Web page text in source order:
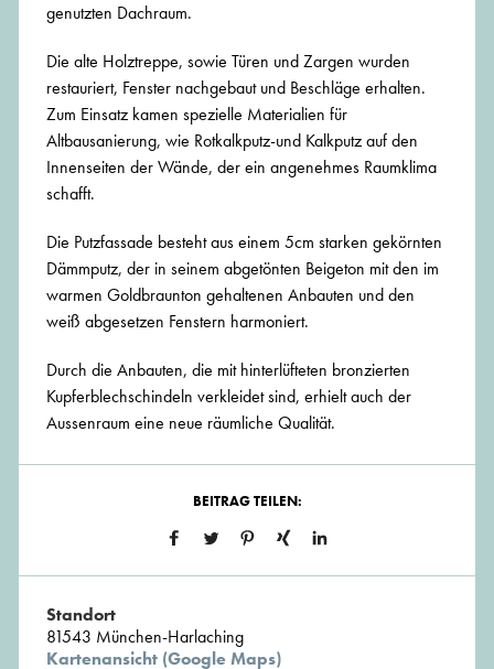
genutzten Dachraum.
Die alte Holztreppe, sowie Türen und Zargen wurden
restauriert, Fenster nachgebaut und Beschläge erhalten.
Zum Einsatz kamen spezielle Materialien für
Altbausanierung, wie Rotkalkputz-und Kalkputz auf den
Innenseiten der Wände, der ein angenehmes Raumklima
schafft.
Die Putzfassade besteht aus einem 5cm starken gekörnten
Dämmputz, der in seinem abgetönten Beigeton mit den im
warmen Goldbraunton gehaltenen Anbauten und den
weiß abgesetzen Fenstern harmoniert.
Durch die Anbauten, die mit hinterlüfteten bronzierten
Kupferblechschindeln verkleidet sind, erhielt auch der
Aussenraum eine neue räumliche Qualität.
BEITRAG TEILEN:
Standort
81543 München-Harlaching
Kartenansicht (Google Maps)